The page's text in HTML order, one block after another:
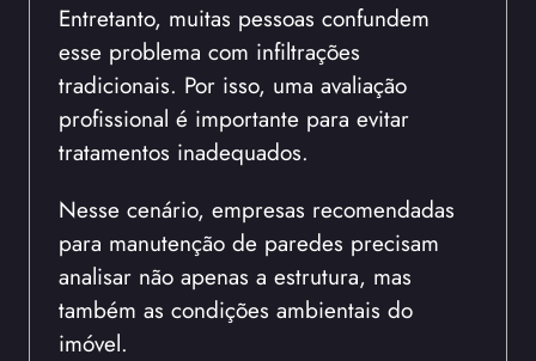
Entretanto, muitas pessoas confundem
esse problema com infiltrações
tradicionais. Por isso, uma avaliação
profissional é importante para evitar
tratamentos inadequados.
Nesse cenário, empresas recomendadas
para manutenção de paredes precisam
analisar não apenas a estrutura, mas
também as condições ambientais do
imóvel.